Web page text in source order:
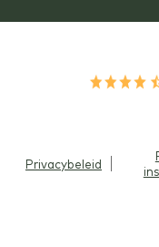
Privacybeleid